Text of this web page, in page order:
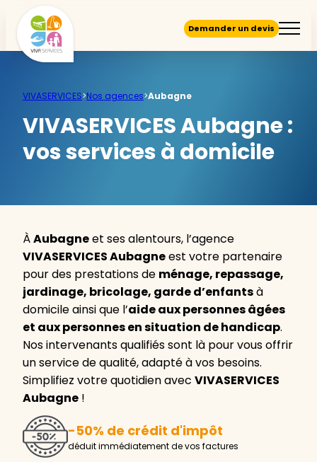
Demander un devis
VIVASERVICES>Nos agences>Aubagne
VIVASERVICES Aubagne :
vos services à domicile
ÀAubagneet ses alentours, l’agence
VIVASERVICES Aubagneest votre partenaire
pour des prestations de ménage, repassage,
jardinage, bricolage, garde d’enfantsà
domicile ainsi que l’aide aux personnes âgées
et aux personnes en situation de handicap.
Nos intervenants qualifiés sont là pour vous offrir
un service de qualité, adapté à vos besoins.
Simplifiez votre quotidien avec VIVASERVICES
Aubagne !
-50% de crédit d'impôt
déduit immédiatement de vos factures